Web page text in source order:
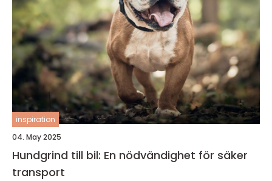
inspiration
04. May 2025
Hundgrind till bil: En nödvändighet för säker
transport